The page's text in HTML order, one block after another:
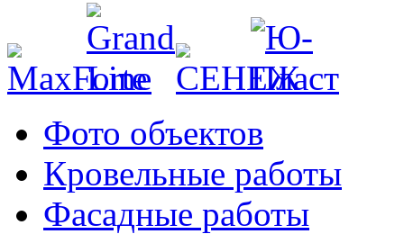
Фото объектов
Кровельные работы
Фасадные работы